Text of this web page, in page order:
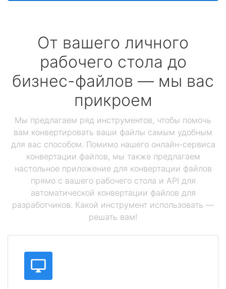
От вашего личного
рабочего стола до
бизнес-файлов — мы вас
прикроем
Мы предлагаем ряд инструментов, чтобы помочь
вам конвертировать ваши файлы самым удобным
для вас способом. Помимо нашего онлайн-сервиса
конвертации файлов, мы также предлагаем
настольное приложение для конвертации файлов
прямо с вашего рабочего стола и API для
автоматической конвертации файлов для
разработчиков. Какой инструмент использовать —
решать вам!